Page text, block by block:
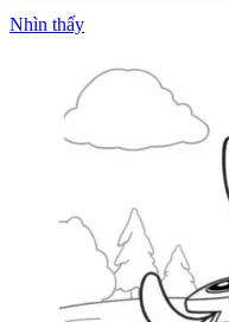
Nhìn thấy